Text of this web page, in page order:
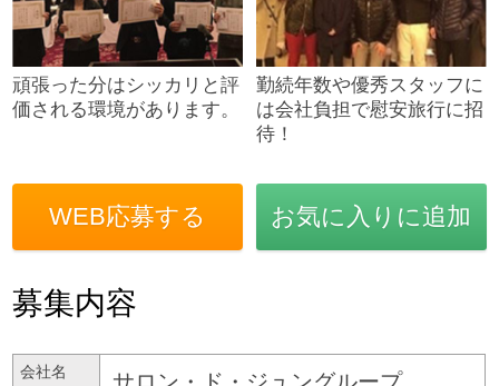
頑張った分はシッカリと評
価される環境があります。
勤続年数や優秀スタッフに
は会社負担で慰安旅行に招
待！
WEB応募する お気に入りに追加
募集内容
会社名